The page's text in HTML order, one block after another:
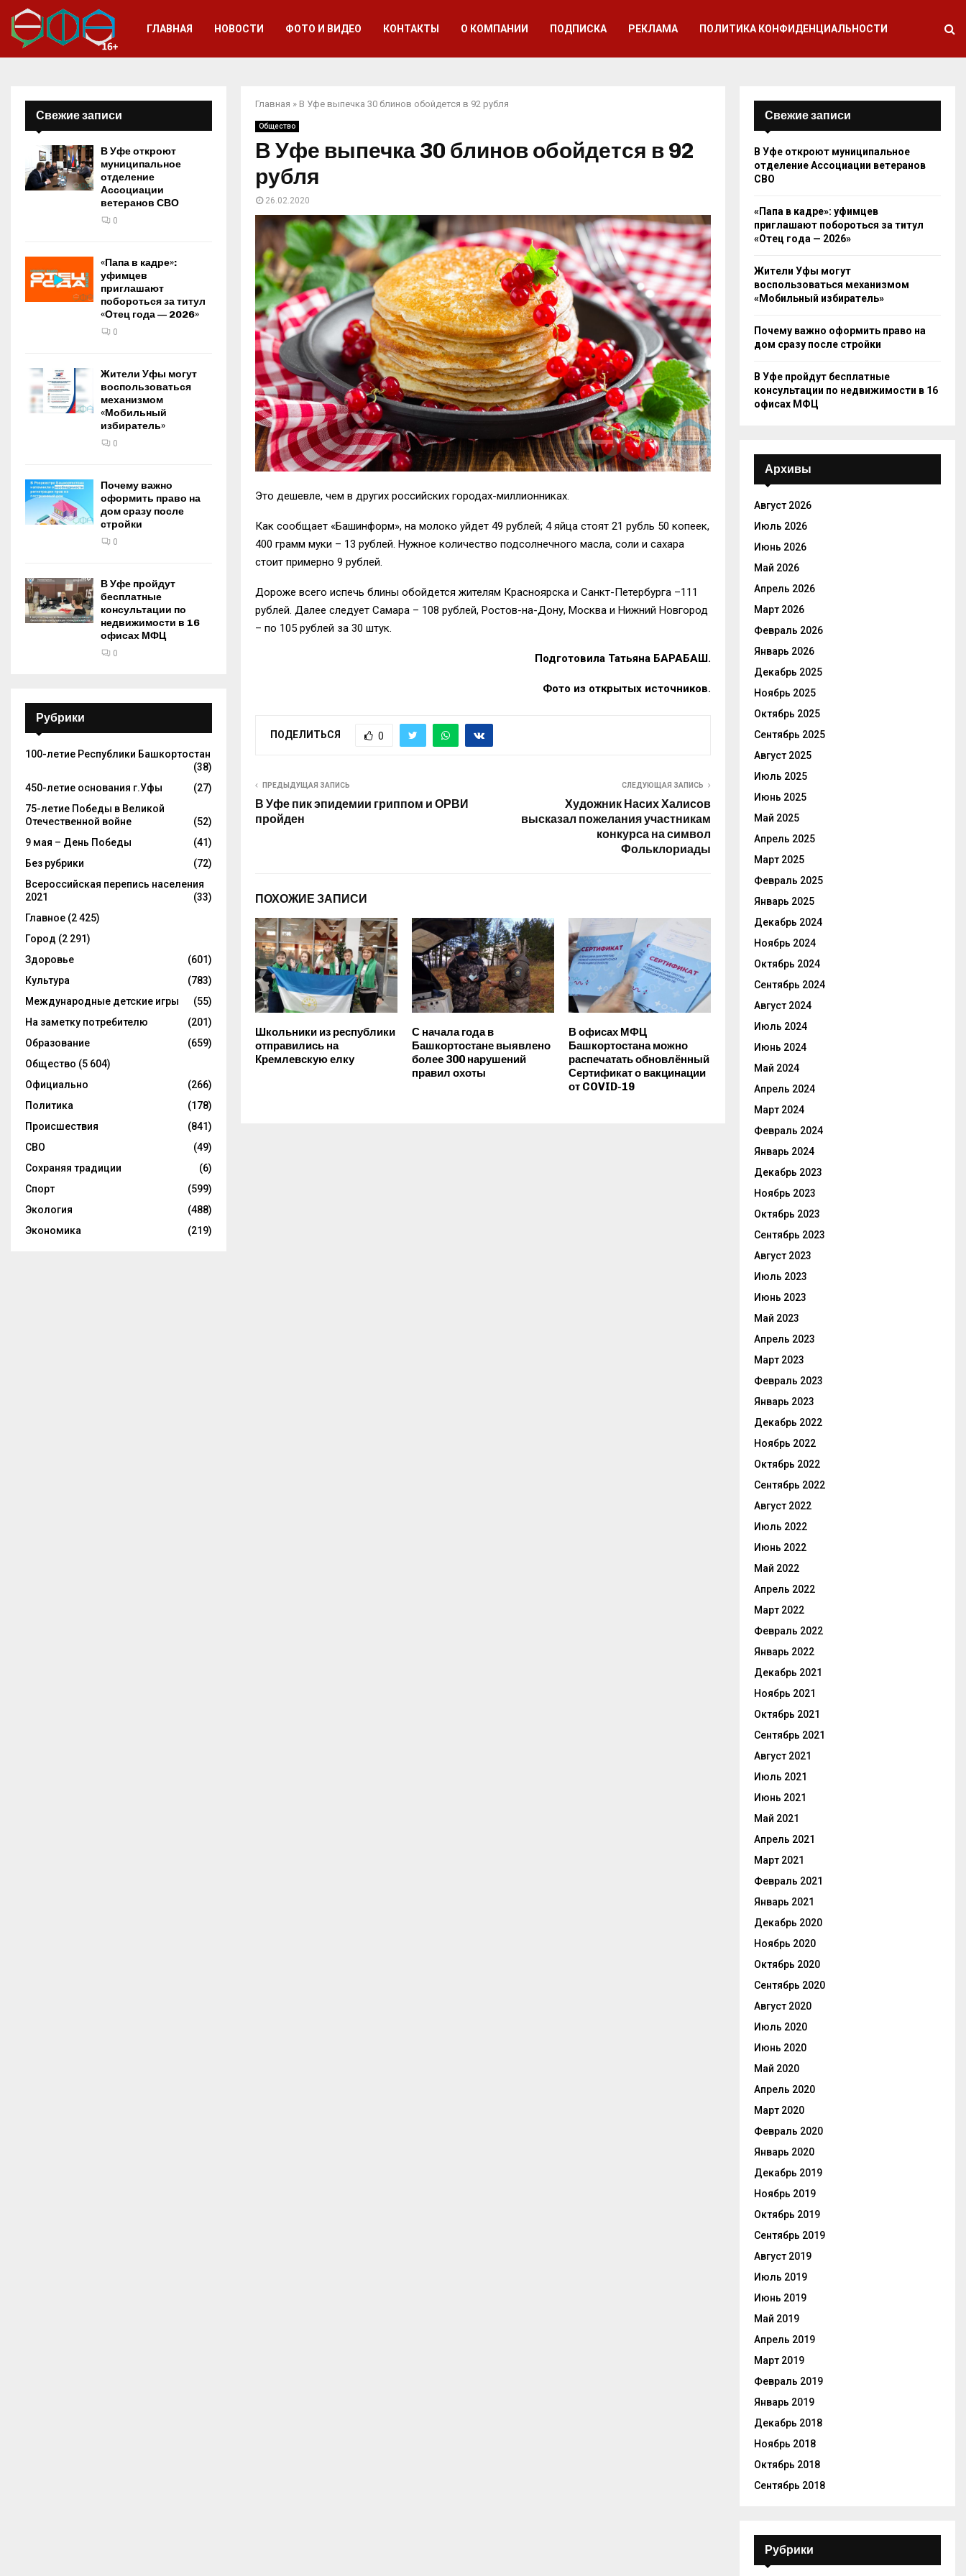
ГЛАВНАЯ НОВОСТИ ФОТО И ВИДЕО КОНТАКТЫ О КОМПАНИИ ПОДПИСКА РЕКЛАМА ПОЛИТИКА КОНФИДЕНЦИАЛЬНОСТИ
Главная » В Уфе выпечка 30 блинов обойдется в 92 рубля
Общество
В Уфе выпечка 30 блинов обойдется в 92
рубля
26.02.2020
Это дешевле, чем в других российских городах-миллионниках.
Как сообщает «Башинформ», на молоко уйдет 49 рублей; 4яйца стоят 21 рубль 50 копеек,
400 грамм муки – 13 рублей. Нужное количество подсолнечного масла, соли и сахара
стоит примерно 9 рублей.
Дороже всего испечь блины обойдется жителям Красноярска и Санкт-Петербурга –111
рублей. Далее следует Самара – 108 рублей, Ростов-на-Дону, Москва и Нижний Новгород
– по 105 рублей за 30 штук.
Подготовила Татьяна БАРАБАШ.
Фото из открытых источников.
ПОДЕЛИТЬСЯ 0
ПРЕДЫДУЩАЯ ЗАПИСЬ
В Уфе пик эпидемии гриппом и ОРВИ
пройден
СЛЕДУЮЩАЯ ЗАПИСЬ
Художник Насих Халисов
высказал пожелания участникам
конкурса на символ
Фольклориады
ПОХОЖИЕ ЗАПИСИ
Школьники из республики
отправились на
Кремлевскую елку
С начала года в
Башкортостане выявлено
более 300 нарушений
правил охоты
В офисах МФЦ
Башкортостана можно
распечатать обновлённый
Сертификат о вакцинации
от COVID-19
Свежие записи
В Уфе откроют
муниципальное
отделение
Ассоциации
ветеранов СВО
0
«Папа в кадре»:
уфимцев
приглашают
побороться за титул
«Отец года — 2026»
0
Жители Уфы могут
воспользоваться
механизмом
«Мобильный
избиратель»
0
Почему важно
оформить право на
дом сразу после
стройки
0
В Уфе пройдут
бесплатные
консультации по
недвижимости в 16
офисах МФЦ
0
Рубрики
100-летие Республики Башкортостан
(38)
450-летие основания г.Уфы
(27)
75-летие Победы в Великой
Отечественной войне
(52)
9 мая – День Победы
(41)
Без рубрики
(72)
Всероссийская перепись населения
2021
(33)
Главное (2 425)
Город (2 291)
Здоровье
(601)
Культура
(783)
Международные детские игры
(55)
На заметку потребителю
(201)
Образование
(659)
Общество (5 604)
Официально
(266)
Политика
(178)
Происшествия
(841)
СВО
(49)
Сохраняя традиции
(6)
Спорт
(599)
Экология
(488)
Экономика
(219)
Свежие записи
В Уфе откроют муниципальное
отделение Ассоциации ветеранов
СВО
«Папа в кадре»: уфимцев
приглашают побороться за титул
«Отец года — 2026»
Жители Уфы могут
воспользоваться механизмом
«Мобильный избиратель»
Почему важно оформить право на
дом сразу после стройки
В Уфе пройдут бесплатные
консультации по недвижимости в 16
офисах МФЦ
Архивы
Август 2026
Июль 2026
Июнь 2026
Май 2026
Апрель 2026
Март 2026
Февраль 2026
Январь 2026
Декабрь 2025
Ноябрь 2025
Октябрь 2025
Сентябрь 2025
Август 2025
Июль 2025
Июнь 2025
Май 2025
Апрель 2025
Март 2025
Февраль 2025
Январь 2025
Декабрь 2024
Ноябрь 2024
Октябрь 2024
Сентябрь 2024
Август 2024
Июль 2024
Июнь 2024
Май 2024
Апрель 2024
Март 2024
Февраль 2024
Январь 2024
Декабрь 2023
Ноябрь 2023
Октябрь 2023
Сентябрь 2023
Август 2023
Июль 2023
Июнь 2023
Май 2023
Апрель 2023
Март 2023
Февраль 2023
Январь 2023
Декабрь 2022
Ноябрь 2022
Октябрь 2022
Сентябрь 2022
Август 2022
Июль 2022
Июнь 2022
Май 2022
Апрель 2022
Март 2022
Февраль 2022
Январь 2022
Декабрь 2021
Ноябрь 2021
Октябрь 2021
Сентябрь 2021
Август 2021
Июль 2021
Июнь 2021
Май 2021
Апрель 2021
Март 2021
Февраль 2021
Январь 2021
Декабрь 2020
Ноябрь 2020
Октябрь 2020
Сентябрь 2020
Август 2020
Июль 2020
Июнь 2020
Май 2020
Апрель 2020
Март 2020
Февраль 2020
Январь 2020
Декабрь 2019
Ноябрь 2019
Октябрь 2019
Сентябрь 2019
Август 2019
Июль 2019
Июнь 2019
Май 2019
Апрель 2019
Март 2019
Февраль 2019
Январь 2019
Декабрь 2018
Ноябрь 2018
Октябрь 2018
Сентябрь 2018
Рубрики